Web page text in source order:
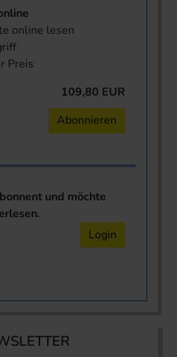
online lesen
Preis
109,80 EUR
Abonnieren
und möchte
Login